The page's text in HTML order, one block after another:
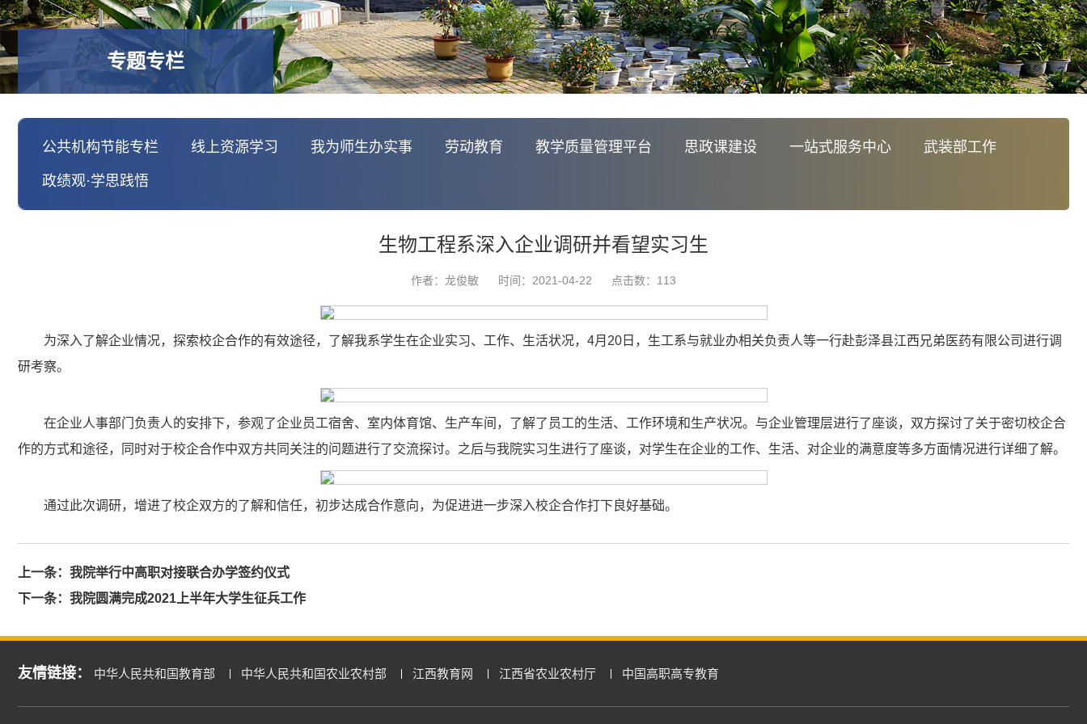
专题专栏
公共机构节能专栏 线上资源学习 我为师生办实事 劳动教育 教学质量管理平台 思政课建设 一站式服务中心 武装部工作
政绩观·学思践悟
生物工程系深入企业调研并看望实习生
作者：龙俊敏 时间：2021-04-22 点击数： 113
为深入了解企业情况，探索校企合作的有效途径，了解我系学生在企业实习、工作、生活状况，4月20日，生工系与就业办相关负责人等一行赴彭泽县江西兄弟医药有限公司进行调
研考察。
在企业人事部门负责人的安排下，参观了企业员工宿舍、室内体育馆、生产车间，了解了员工的生活、工作环境和生产状况。与企业管理层进行了座谈，双方探讨了关于密切校企合
作的方式和途径，同时对于校企合作中双方共同关注的问题进行了交流探讨。之后与我院实习生进行了座谈，对学生在企业的工作、生活、对企业的满意度等多方面情况进行详细了解。
通过此次调研，增进了校企双方的了解和信任，初步达成合作意向，为促进进一步深入校企合作打下良好基础。
上一条： 我院举行中高职对接联合办学签约仪式
下一条： 我院圆满完成2021上半年大学生征兵工作
友情链接： 中华人民共和国教育部 中华人民共和国农业农村部 江西教育网 江西省农业农村厅 中国高职高专教育